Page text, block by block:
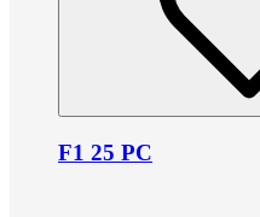
F1 25 PC